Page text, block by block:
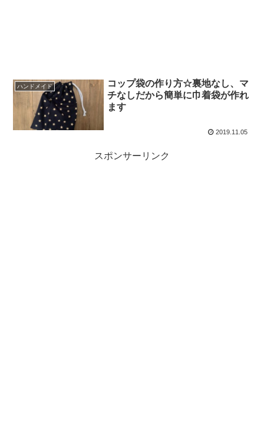
ハンドメイド
コップ袋の作り方☆裏地なし、マ
チなしだから簡単に巾着袋が作れ
ます
2019.11.05
スポンサーリンク